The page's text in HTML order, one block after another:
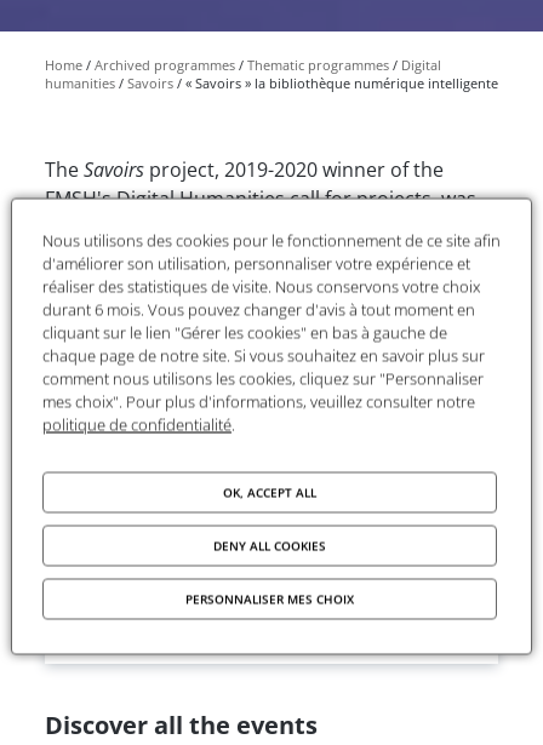
Home Archived programmes Thematic programmes
Digital
humanities
Savoirs « Savoirs » la bibliothèque numérique intelligente
TheSavoirs project, 2019-2020 winner of the
FMSH's Digital Humanities call for projects, was
born in a new field of research at the crossroads
of the humanities, social sciences and scholarly
disciplines. It takes as its objects knowledge,
defined as the set of mental, discursive, technical
and social practices by which a society, its groups
and individuals make sense of the world around
them and give themselves the means to interact
with the world.
→More information about the event(FR)
Event information
Campus Condorcet
Centre de colloques
Discover all the events
Nous utilisons des cookies pour le fonctionnement de ce site afin
d'améliorer son utilisation, personnaliser votre expérience et
réaliser des statistiques de visite. Nous conservons votre choix
durant 6 mois. Vous pouvez changer d'avis à tout moment en
cliquant sur le lien "Gérer les cookies" en bas à gauche de
chaque page de notre site. Si vous souhaitez en savoir plus sur
comment nous utilisons les cookies, cliquez sur "Personnaliser
mes choix". Pour plus d'informations, veuillez consulter notre
politique de confidentialité.
OK, ACCEPT ALL
DENY ALL COOKIES
PERSONNALISER MES CHOIX